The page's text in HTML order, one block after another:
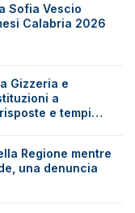
Sofia Vescio
Calabria 2026
Gizzeria e
a
e tempi
Regione mentre
una denuncia